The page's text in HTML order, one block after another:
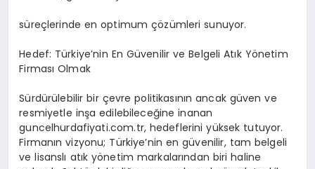
süreçlerinde en optimum çözümleri sunuyor.
Hedef: Türkiye’nin En Güvenilir ve Belgeli Atık Yönetim
Firması Olmak
Sürdürülebilir bir çevre politikasının ancak güven ve
resmiyetle inşa edilebileceğine inanan
guncelhurdafiyati.com.tr, hedeflerini yüksek tutuyor.
Firmanın vizyonu; Türkiye’nin en güvenilir, tam belgeli
ve lisanslı atık yönetim markalarından biri haline